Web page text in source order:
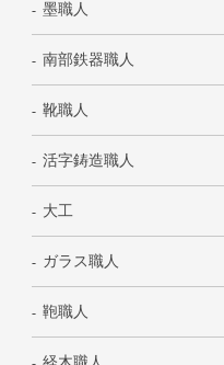
墨職人
南部鉄器職人
靴職人
活字鋳造職人
大工
ガラス職人
鞄職人